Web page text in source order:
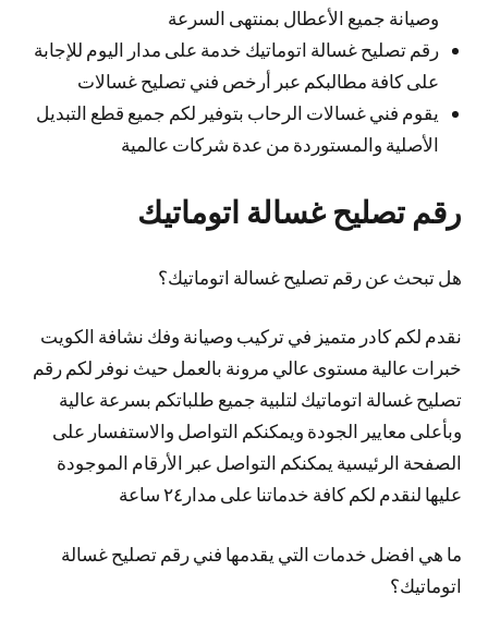
وصيانة جميع الأعطال بمنتهى السرعة
رقم تصليح غسالة اتوماتيك خدمة على مدار اليوم للإجابة
على كافة مطالبكم عبر أرخص فني تصليح غسالات
يقوم فني غسالات الرحاب بتوفير لكم جميع قطع التبديل
الأصلية والمستوردة من عدة شركات عالمية
رقم تصليح غسالة اتوماتيك
هل تبحث عن رقم تصليح غسالة اتوماتيك؟
نقدم لكم كادر متميز في تركيب وصيانة وفك نشافة الكويت
خبرات عالية مستوى عالي مرونة بالعمل حيث نوفر لكم رقم
تصليح غسالة اتوماتيك لتلبية جميع طلباتكم بسرعة عالية
وبأعلى معايير الجودة ويمكنكم التواصل والاستفسار على
الصفحة الرئيسية يمكنكم التواصل عبر الأرقام الموجودة
عليها لنقدم لكم كافة خدماتنا على مدار٢٤ ساعة
ما هي افضل خدمات التي يقدمها فني رقم تصليح غسالة
اتوماتيك؟